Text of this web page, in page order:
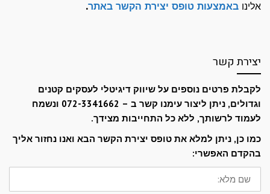
אלינו באמצעות טופס יצירת הקשר באתר.
יצירת קשר
לקבלת פרטים נוספים על שיווק דיגיטלי לעסקים קטנים
וגדולים, ניתן ליצור עימנו קשר ב – 072-3341662 ונשמח
לעמוד לרשותך, ללא כל התחייבות מצידך.
כמו כן, ניתן למלא את טופס יצירת הקשר הבא ואנו נחזור אליך
בהקדם האפשרי:
שם
מלא: